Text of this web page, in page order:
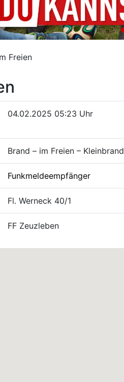
Freien
04.02.2025 05:23 Uhr
Brand – im Freien – Kleinbrand
Funkmeldeempfänger
Fl. Werneck 40/1
FF Zeuzleben